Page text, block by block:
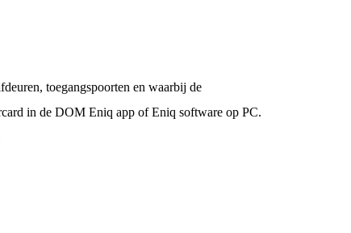
toegangspoorten en waarbij de
in de DOM Eniq app of Eniq software op PC.